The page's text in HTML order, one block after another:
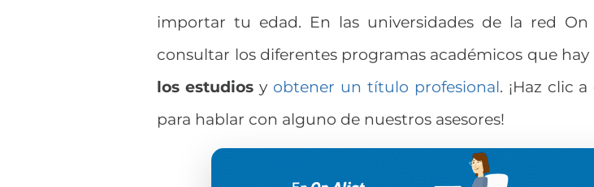
importar tu edad. En las universidades de la red On
consultar los diferentes programas académicos que hay
los estudios y obtener un título profesional. ¡Haz clic
para hablar con alguno de nuestros asesores!